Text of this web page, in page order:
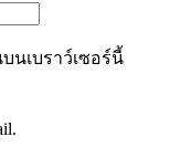
นเบราว์เซอร์นี้